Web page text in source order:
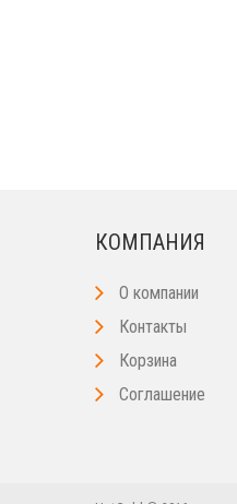
КОМПАНИЯ
О компании
Контакты
Корзина
Соглашение